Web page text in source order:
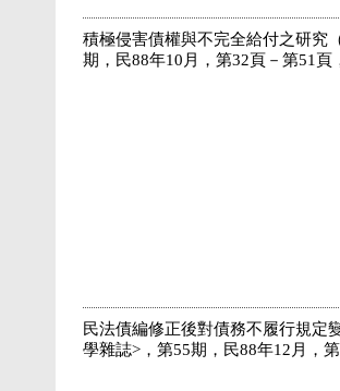
積極侵害債權與不完全給付之研究
期，民88年10月，第32頁－第51頁
民法債編修正後對債務不履行規定
學雜誌>，第55期，民88年12月，